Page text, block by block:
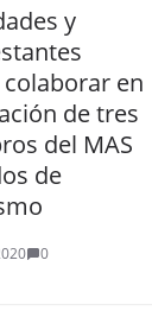
y
en
de tres
del MAS
de
0